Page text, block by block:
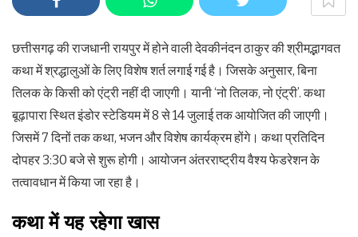
छत्तीसगढ़ की राजधानी रायपुर में होने वाली देवकीनंदन ठाकुर की श्रीमद्भागवत
कथा में श्रद्धालुओं के लिए विशेष शर्त लगाई गई है। जिसके अनुसार, बिना
तिलक के किसी को एंट्री नहीं दी जाएगी। यानी ‘नो तिलक, नो एंट्री’. कथा
बूढ़ापारा स्थित इंडोर स्टेडियम में 8 से 14 जुलाई तक आयोजित की जाएगी।
जिसमें 7 दिनों तक कथा, भजन और विशेष कार्यक्रम होंगे। कथा प्रतिदिन
दोपहर 3:30 बजे से शुरू होगी। आयोजन अंतरराष्ट्रीय वैश्य फेडरेशन के
तत्वावधान में किया जा रहा है।
कथा में यह रहेगा खास